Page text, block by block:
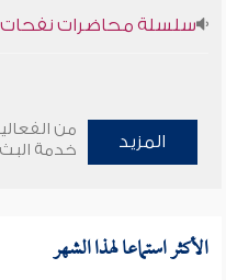
سلسلة محاضرات نفحات
المزيد
من
خدمة البث
الأكثر استماعا لهذا الشهر